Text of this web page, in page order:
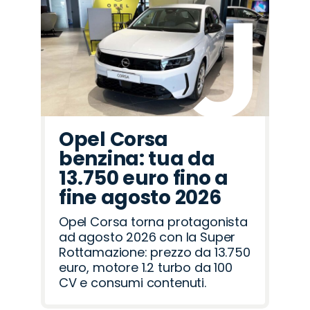
Omoda
Opel
Fiat
Jeep
Peugeot
Land
Rover
Mazda
Seat
Abarth
Cupra
Alfa
Romeo
Citroën
Jaecoo
Lancia
Hyundai
Opel Corsa
benzina: tua da
13.750 euro fino a
fine agosto 2026
Opel Corsa torna protagonista
ad agosto 2026 con la Super
Rottamazione: prezzo da 13.750
euro, motore 1.2 turbo da 100
CV e consumi contenuti.